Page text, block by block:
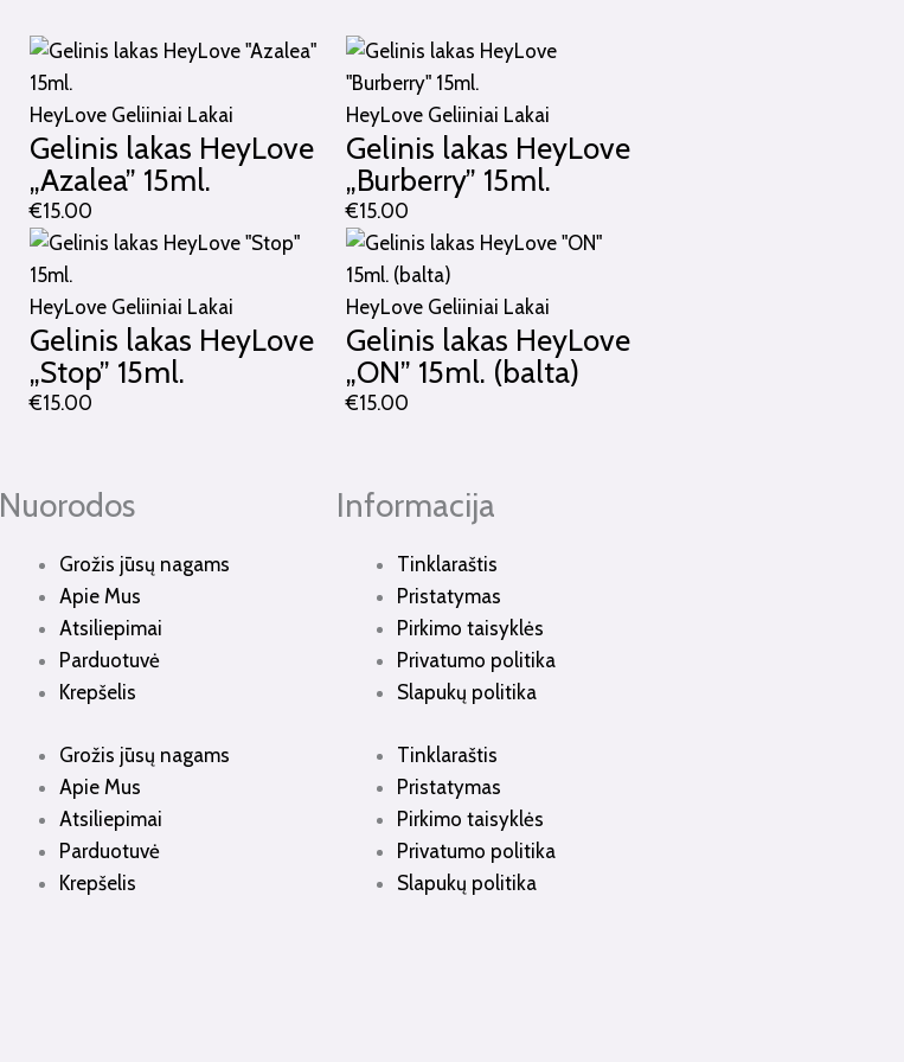
HeyLove Geliiniai Lakai
Gelinis lakas HeyLove
„Azalea” 15ml.
€15.00
HeyLove Geliiniai Lakai
Gelinis lakas HeyLove
„Burberry” 15ml.
€15.00
HeyLove Geliiniai Lakai
Gelinis lakas HeyLove
„Stop” 15ml.
€15.00
HeyLove Geliiniai Lakai
Gelinis lakas HeyLove
„ON” 15ml. (balta)
€15.00
Nuorodos
Grožis jūsų nagams
Apie Mus
Atsiliepimai
Parduotuvė
Krepšelis
Grožis jūsų nagams
Apie Mus
Atsiliepimai
Parduotuvė
Krepšelis
Informacija
Tinklaraštis
Pristatymas
Pirkimo taisyklės
Privatumo politika
Slapukų politika
Tinklaraštis
Pristatymas
Pirkimo taisyklės
Privatumo politika
Slapukų politika